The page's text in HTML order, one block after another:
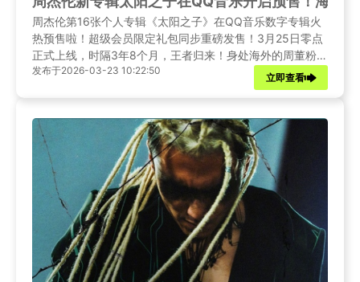
周杰伦第16张个人专辑《太阳之子》在QQ音乐数字专辑火
热预售啦！超级会员限定礼包同步重磅发售！3月25日零点
正式上线，时隔3年8个月，王者归来！身处海外的周董粉丝
如何解除QQ音乐地区版权限制，先人一步支持周董？
发布于2026-03-23 10:22:50
立即查看